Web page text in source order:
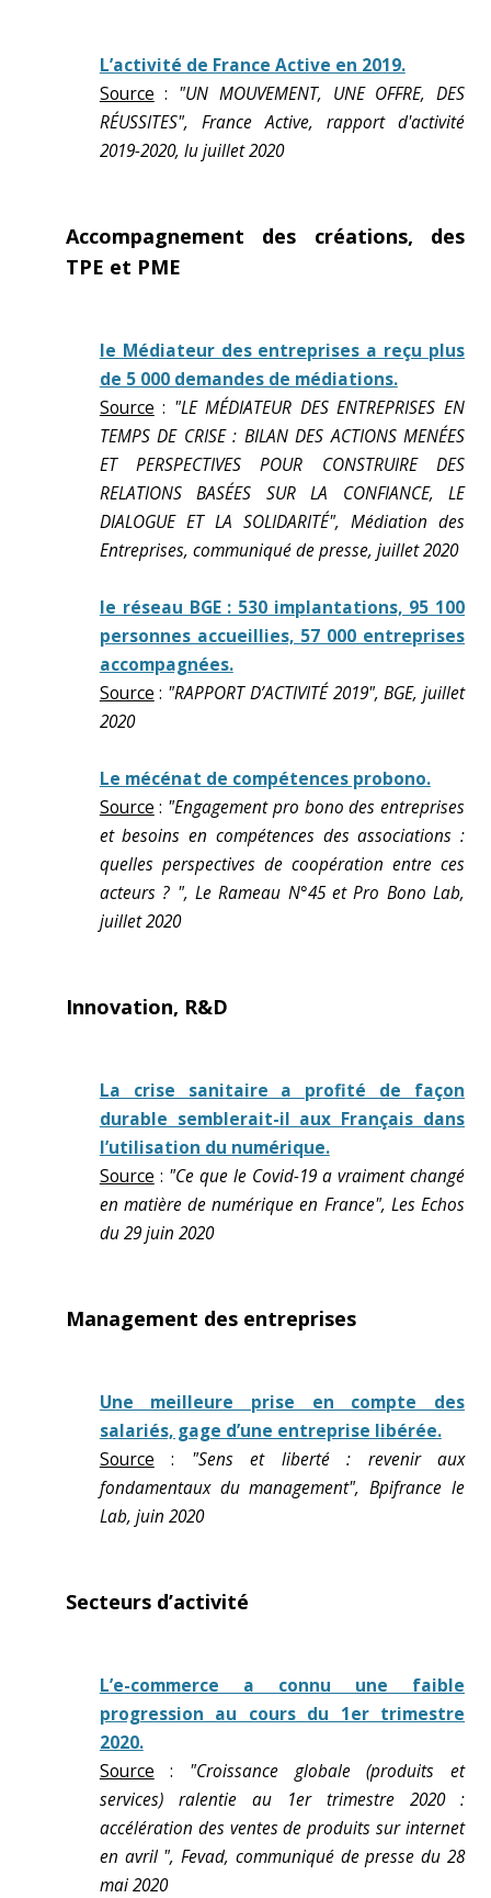
L’activité de France Active en 2019.
Source : "UN MOUVEMENT, UNE OFFRE, DES
RÉUSSITES", France Active, rapport d'activité
2019-2020, lu juillet 2020
Accompagnement des créations, des
TPE et PME
le Médiateur des entreprises a reçu plus
de 5 000 demandes de médiations.
Source : "LE MÉDIATEUR DES ENTREPRISES EN
TEMPS DE CRISE : BILAN DES ACTIONS MENÉES
ET PERSPECTIVES POUR CONSTRUIRE DES
RELATIONS BASÉES SUR LA CONFIANCE, LE
DIALOGUE ET LA SOLIDARITÉ", Médiation des
Entreprises, communiqué de presse, juillet 2020
le réseau BGE : 530 implantations, 95 100
personnes accueillies, 57 000 entreprises
accompagnées.
Source : "RAPPORT D’ACTIVITÉ 2019", BGE, juillet
2020
Le mécénat de compétences probono.
Source : "Engagement pro bono des entreprises
et besoins en compétences des associations :
quelles perspectives de coopération entre ces
acteurs ? ", Le Rameau N°45 et Pro Bono Lab,
juillet 2020
Innovation, R&D
La crise sanitaire a profité de façon
durable semblerait-il aux Français dans
l’utilisation du numérique.
Source : "Ce que le Covid-19 a vraiment changé
en matière de numérique en France", Les Echos
du 29 juin 2020
Management des entreprises
Une meilleure prise en compte des
salariés, gage d’une entreprise libérée.
Source : "Sens et liberté : revenir aux
fondamentaux du management", Bpifrance le
Lab, juin 2020
Secteurs d’activité
L’e-commerce a connu une faible
progression au cours du 1er trimestre
2020.
Source : "Croissance globale (produits et
services) ralentie au 1er trimestre 2020 :
accélération des ventes de produits sur internet
en avril ", Fevad, communiqué de presse du 28
mai 2020